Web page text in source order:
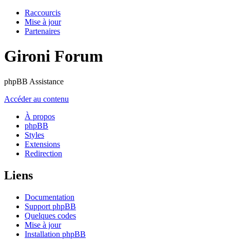
Raccourcis
Mise à jour
Partenaires
Gironi Forum
phpBB Assistance
Accéder au contenu
À propos
phpBB
Styles
Extensions
Redirection
Liens
Documentation
Support phpBB
Quelques codes
Mise à jour
Installation phpBB